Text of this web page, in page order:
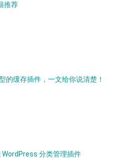
推荐
的缓存插件，一文给你说清楚！
分类管理插件